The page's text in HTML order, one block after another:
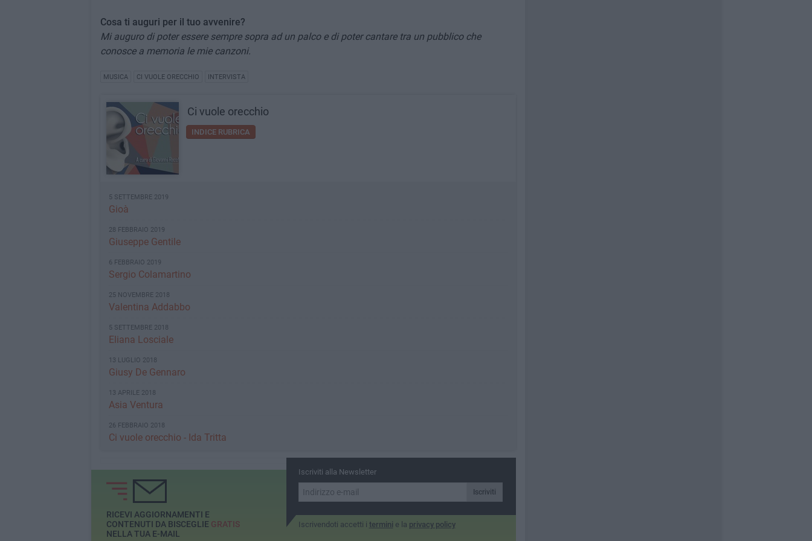
Cosa ti auguri per il tuo avvenire?
Mi auguro di poter essere sempre sopra ad un palco e di poter cantare tra un pubblico che
conosce a memoria le mie canzoni.
MUSICA CI VUOLE ORECCHIO INTERVISTA
Ci vuole orecchio
INDICE RUBRICA
5 SETTEMBRE 2019
Gioà
28 FEBBRAIO 2019
Giuseppe Gentile
6 FEBBRAIO 2019
Sergio Colamartino
25 NOVEMBRE 2018
Valentina Addabbo
5 SETTEMBRE 2018
Eliana Losciale
13 LUGLIO 2018
Giusy De Gennaro
13 APRILE 2018
Asia Ventura
26 FEBBRAIO 2018
Ci vuole orecchio - Ida Tritta
Iscriviti alla Newsletter
Iscriviti
Iscrivendoti accetti i termini e la privacy policy
RICEVI AGGIORNAMENTI E
CONTENUTI DA BISCEGLIE GRATIS
NELLA TUA E-MAIL